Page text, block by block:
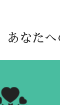
あなた